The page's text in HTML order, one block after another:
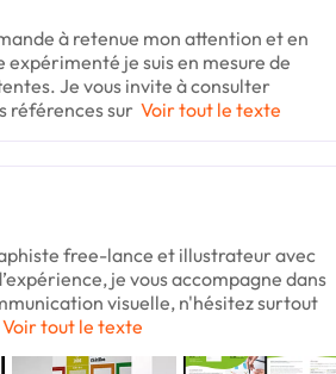
à retenue mon attention et en
je suis en mesure de
Je vous invite à consulter
références sur Voir tout le texte
free-lance et illustrateur avec
je vous accompagne dans
visuelle, n'hésitez surtout
Voir tout le texte